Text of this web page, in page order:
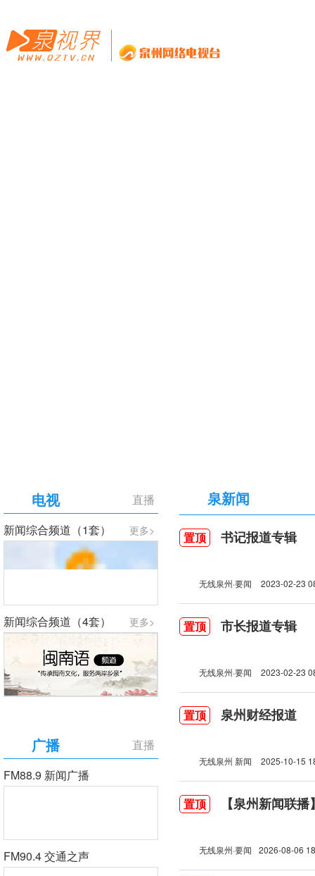
直播
电视
更多>
新闻综合频道（1套）
更多>
新闻综合频道（4套）
直播
广播
FM88.9 新闻广播
FM90.4 交通之声
泉新闻
置顶 书记报道专辑
无线泉州·要闻 2023-02-23
置顶 市长报道专辑
无线泉州·要闻 2023-02-23
置顶 泉州财经报道
无线泉州 新闻 2025-10-15
置顶 【泉州新闻联
无线泉州·要闻 2026-08-06